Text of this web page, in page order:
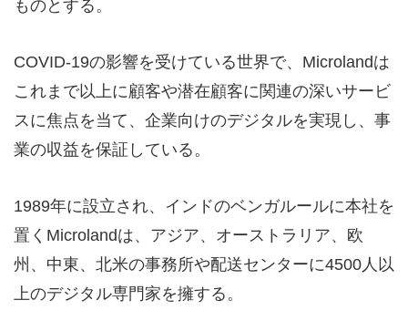
ものとする。
COVID-19の影響を受けている世界で、Microlandは
これまで以上に顧客や潜在顧客に関連の深いサービ
スに焦点を当て、企業向けのデジタルを実現し、事
業の収益を保証している。
1989年に設立され、インドのベンガルールに本社を
置くMicrolandは、アジア、オーストラリア、欧
州、中東、北米の事務所や配送センターに4500人以
上のデジタル専門家を擁する。